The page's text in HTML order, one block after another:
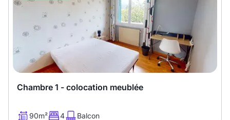
Chambre 1 - colocation meublée
90m² 4 Balcon